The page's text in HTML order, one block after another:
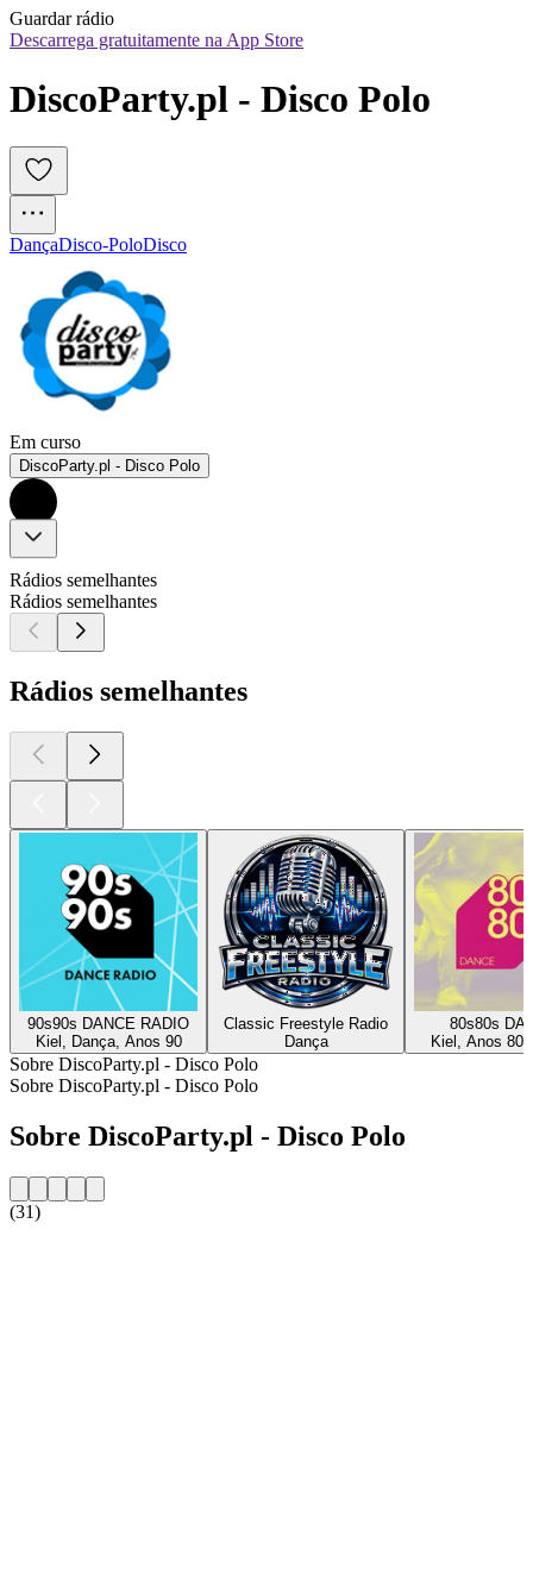
Guardar rádio
Descarrega gratuitamente na App Store
DiscoParty.pl - Disco Polo
DançaDisco-PoloDisco
Em curso
DiscoParty.pl - Disco Polo
Rádios semelhantes
Rádios semelhantes
Rádios semelhantes
90s90s DANCE RADIO
Kiel, Dança, Anos 90
Classic Freestyle Radio
Dança
80s80s
Kiel, Anos 80,
Sobre DiscoParty.pl - Disco Polo
Sobre DiscoParty.pl - Disco Polo
Sobre DiscoParty.pl - Disco Polo
(31)